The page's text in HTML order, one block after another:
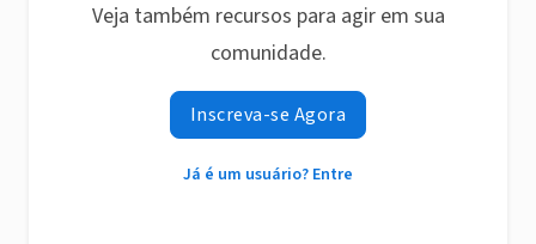
Veja também recursos para agir em sua
comunidade.
Inscreva-se Agora
Já é um usuário? Entre